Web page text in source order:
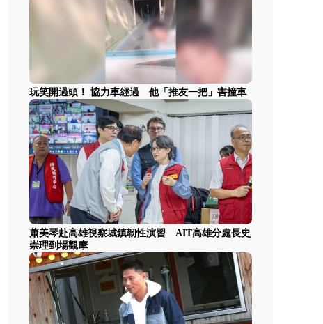
玩笑開過頭！ 協力車經過 他「推友一把」害撞車
蕭美琴赴高雄視察城鎮韌性演習 AIT高雄分處長史
崇理到場觀摩